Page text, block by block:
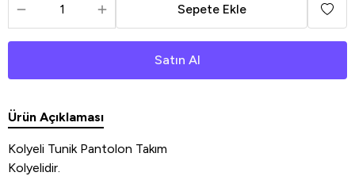
Sepete Ekle
Satın Al
Ürün Açıklaması
Kolyeli Tunik Pantolon Takım
Kolyelidir.